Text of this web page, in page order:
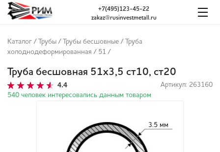
zakaz@rusinvestmetall.ru
+7(495)123-45-22
Каталог / Трубы / Трубы бесшовные /
Труба
холоднодеформированная / 51 /
Труба бесшовная 51х3,5 ст10, ст20
4.4
Артикул: 263160
540 человек интересовались данным товаром
3.5 мм